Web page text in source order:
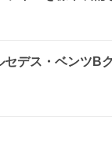
デス・ベンツB